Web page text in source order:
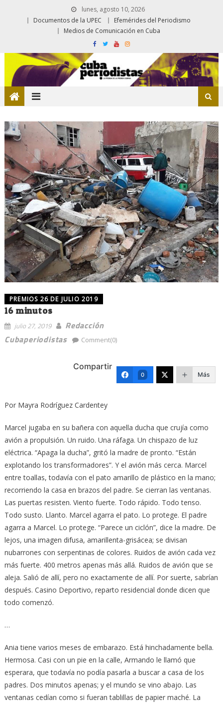
lunes, agosto 10, 2026
Documentos de la UPEC
Efemérides del Periodismo
Medios de Comunicación en Cuba
PREMIOS 26 DE JULIO 2019
16 minutos
julio 27, 2019
Redacción
Cubaperiodistas
Comment(0)
Compartir
0 Más
Por Mayra Rodríguez Cardentey
Marcel jugaba en su bañera con aquella ducha que crujía como
avión a propulsión. Un ruido. Una ráfaga. Un chispazo de luz
eléctrica. “Apaga la ducha”, gritó la madre de pronto. “Están
explotando los transformadores”. Y el avión más cerca. Marcel
entre toallas, todavía con el pato amarillo de plástico en la mano;
recorriendo la casa en brazos del padre. Se cierran las ventanas.
Las puertas resisten. Viento fuerte. Todo rápido. Todo tenso.
Todo susto. Llanto. Marcel agarra el pato. Lo protege. El padre
agarra a Marcel. Lo protege. “Parece un ciclón”, dice la madre. De
lejos, una imagen difusa, amarillenta-grisácea; se divisan
nubarrones con serpentinas de colores. Ruidos de avión cada vez
más fuerte. 400 metros apenas más allá. Ruidos de avión que se
aleja. Salió de allí, pero no exactamente de allí. Por suerte, sabrían
después. Casino Deportivo, reparto residencial donde dicen que
todo comenzó.
…
Ania tiene varios meses de embarazo. Está hinchadamente bella.
Hermosa. Casi con un pie en la calle, Armando le llamó que
esperara, que todavía no podía pasarla a buscar a casa de los
padres. Dos minutos apenas; y el mundo se vino abajo. Las
ventanas cedían como si fueran tablillas de papier maché. La